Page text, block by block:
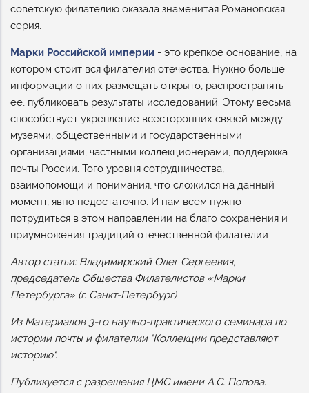
советскую филателию оказала знаменитая Романовская
серия.
Марки Российской империи - это крепкое основание, на
котором стоит вся филателия отечества. Нужно больше
информации о них размещать открыто, распространять
ее, публиковать результаты исследований. Этому весьма
способствует укрепление всесторонних связей между
музеями, общественными и государственными
организациями, частными коллекционерами, поддержка
почты России. Того уровня сотрудничества,
взаимопомощи и понимания, что сложился на данный
момент, явно недостаточно. И нам всем нужно
потрудиться в этом направлении на благо сохранения и
приумножения традиций отечественной филателии.
Автор статьи: Владимирский Олег Сергеевич,
председатель Общества Филателистов «Марки
Петербурга» (г. Санкт-Петербург)
Из Материалов 3-го научно-практического семинара по
истории почты и филателии "Коллекции представляют
историю".
Публикуется с разрешения ЦМС имени А.С. Попова.